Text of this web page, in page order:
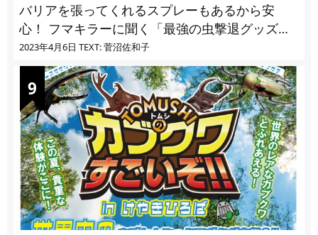
バリアを張ってくれるスプレーもあるから安
心！ フマキラーに聞く「最強の虫撃退グッズ
vol.4」【キャンプサイトで使う虫よけ】
2023年4月6日 TEXT: 菅沼佐和子